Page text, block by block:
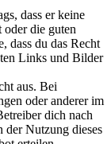
dass er keine
oder die guten
dass du das Recht
Links und Bilder
aus. Bei
oder anderer im
dich nach
der Nutzung dieses